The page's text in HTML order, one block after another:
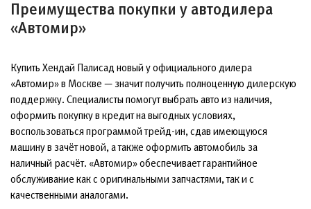
Преимущества покупки у автодилера
«Автомир»
Купить Хендай Палисад новый у официального дилера
«Автомир» в Москве — значит получить полноценную дилерскую
поддержку. Специалисты помогут выбрать авто из наличия,
оформить покупку в кредит на выгодных условиях,
воспользоваться программой трейд-ин, сдав имеющуюся
машину в зачёт новой, а также оформить автомобиль за
наличный расчёт. «Автомир» обеспечивает гарантийное
обслуживание как с оригинальными запчастями, так и с
качественными аналогами.